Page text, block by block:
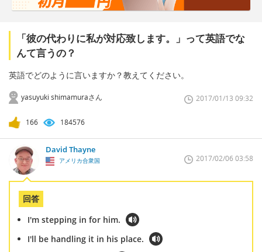
「彼の代わりに私が対応致します。」って英語でな
んて言うの？
英語でどのように言いますか？教えてください。
yasuyuki shimamuraさん 2017/01/13 09:32
166 184576
David Thayne
アメリカ合衆国 2017/02/06 03:58
回答
I'm stepping in for him.
I'll be handling it in his place.